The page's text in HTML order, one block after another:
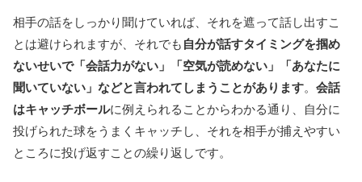
相手の話をしっかり聞けていれば、それを遮って話し出すこ
とは避けられますが、それでも 自分が話すタイミングを掴め
ないせいで「会話力がない」「空気が読めない」「あなたに
聞いていない」などと言われてしまうことがあります。 会話
はキャッチボールに例えられることからわかる通り、自分に
投げられた球をうまくキャッチし、それを相手が捕えやすい
ところに投げ返すことの繰り返しです。